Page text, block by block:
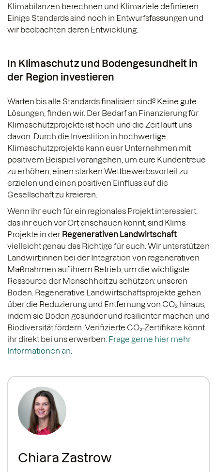
Klimabilanzen berechnen und Klimaziele definieren.
Einige Standards sind noch in Entwurfsfassungen und
wir beobachten deren Entwicklung.
In Klimaschutz und Bodengesundheit in
der Region investieren
Warten bis alle Standards finalisiert sind? Keine gute
Lösungen, finden wir. Der Bedarf an Finanzierung für
Klimaschutzprojekte ist hoch und die Zeit läuft uns
davon. Durch die Investition in hochwertige
Klimaschutzprojekte kann euer Unternehmen mit
positivem Beispiel vorangehen, um eure Kundentreue
zu erhöhen, einen starken Wettbewerbsvorteil zu
erzielen und einen positiven Einfluss auf die
Gesellschaft zu kreieren.
Wenn ihr euch für ein regionales Projekt interessiert,
das ihr euch vor Ort anschauen könnt, sind Klims
Projekte in der Regenerativen Landwirtschaft
vielleicht genau das Richtige für euch. Wir unterstützen
Landwirt:innen bei der Integration von regenerativen
Maßnahmen auf ihrem Betrieb, um die wichtigste
Ressource der Menschheit zu schützen: unseren
Boden. Regenerative Landwirtschaftsprojekte gehen
über die Reduzierung und Entfernung von CO₂ hinaus,
indem sie Böden gesünder und resilienter machen und
Biodiversität fördern. Verifizierte CO₂-Zertifikate könnt
ihr direkt bei uns erwerben: Frage gerne hier mehr
Informationen an.
Chiara Zastrow